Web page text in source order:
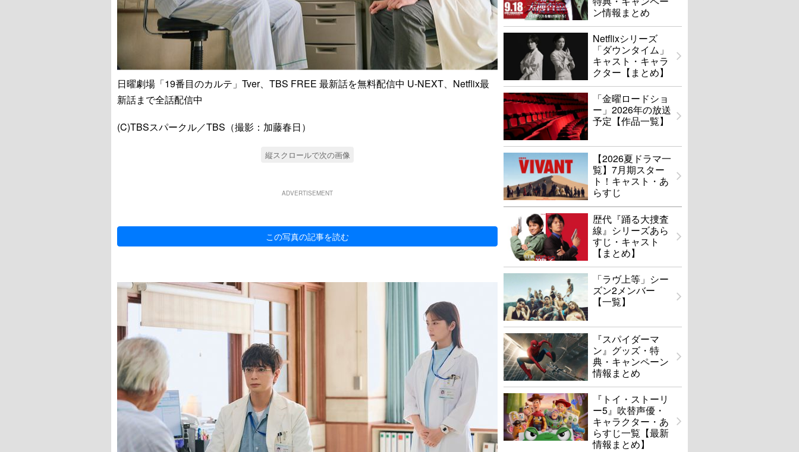
日曜劇場「19番目のカルテ」Tver、TBS FREE 最新話を無料配信中 U-NEXT、Netflix最
新話まで全話配信中
(C)TBSスパークル／TBS（撮影：加藤春日）
縦スクロールで次の画像
ADVERTISEMENT
この写真の記事を読む
ン情報まとめ
Netflixシリーズ
「ダウンタイム」
キャスト・キャラ
クター【まとめ】
「金曜ロードショ
ー」2026年の放送
予定【作品一覧】
【2026夏ドラマ一
覧】7月期スター
ト！キャスト・あ
らすじ
歴代『踊る大捜査
線』シリーズあら
すじ・キャスト
【まとめ】
「ラヴ上等」シー
ズン2メンバー
【一覧】
『スパイダーマ
ン』グッズ・特
典・キャンペーン
情報まとめ
『トイ・ストーリ
ー5』吹替声優・
キャラクター・あ
らすじ一覧【最新
情報まとめ】